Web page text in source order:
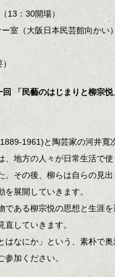
13：30開場）
室（大阪日本民芸館向かい）
「民藝のはじまりと柳宗悦
1961)と陶芸家の河井
、地方の人々が日常生活で
。その後、柳らは自らの見
展開していきます。
ある柳宗悦の思想と生涯
していきます。
はなにか」という、素朴で
加ください。